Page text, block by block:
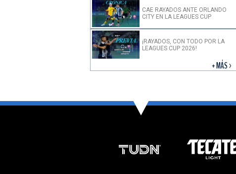
CAE RAYADOS ANTE ORLANDO
CITY EN LA LEAGUES CUP
¡RAYADOS, CON TODO POR LA
LEAGUES CUP 2026!
+ MÁS >